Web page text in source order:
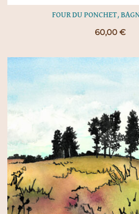
FOUR DU PONCHET,
60,00 €